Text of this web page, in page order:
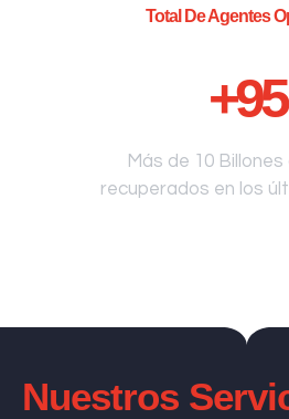
Total De Agentes
+95
Más de 10
recuperados en los
Nuestros